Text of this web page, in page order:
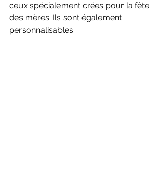
ceux spécialement crées pour la fête
des mères. Ils sont également
personnalisables.